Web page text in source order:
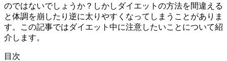
のではないでしょうか？しかしダイエットの方法を間違える
と体調を崩したり逆に太りやすくなってしまうことがありま
す。この記事ではダイエット中に注意したいことについて紹
介します。
目次